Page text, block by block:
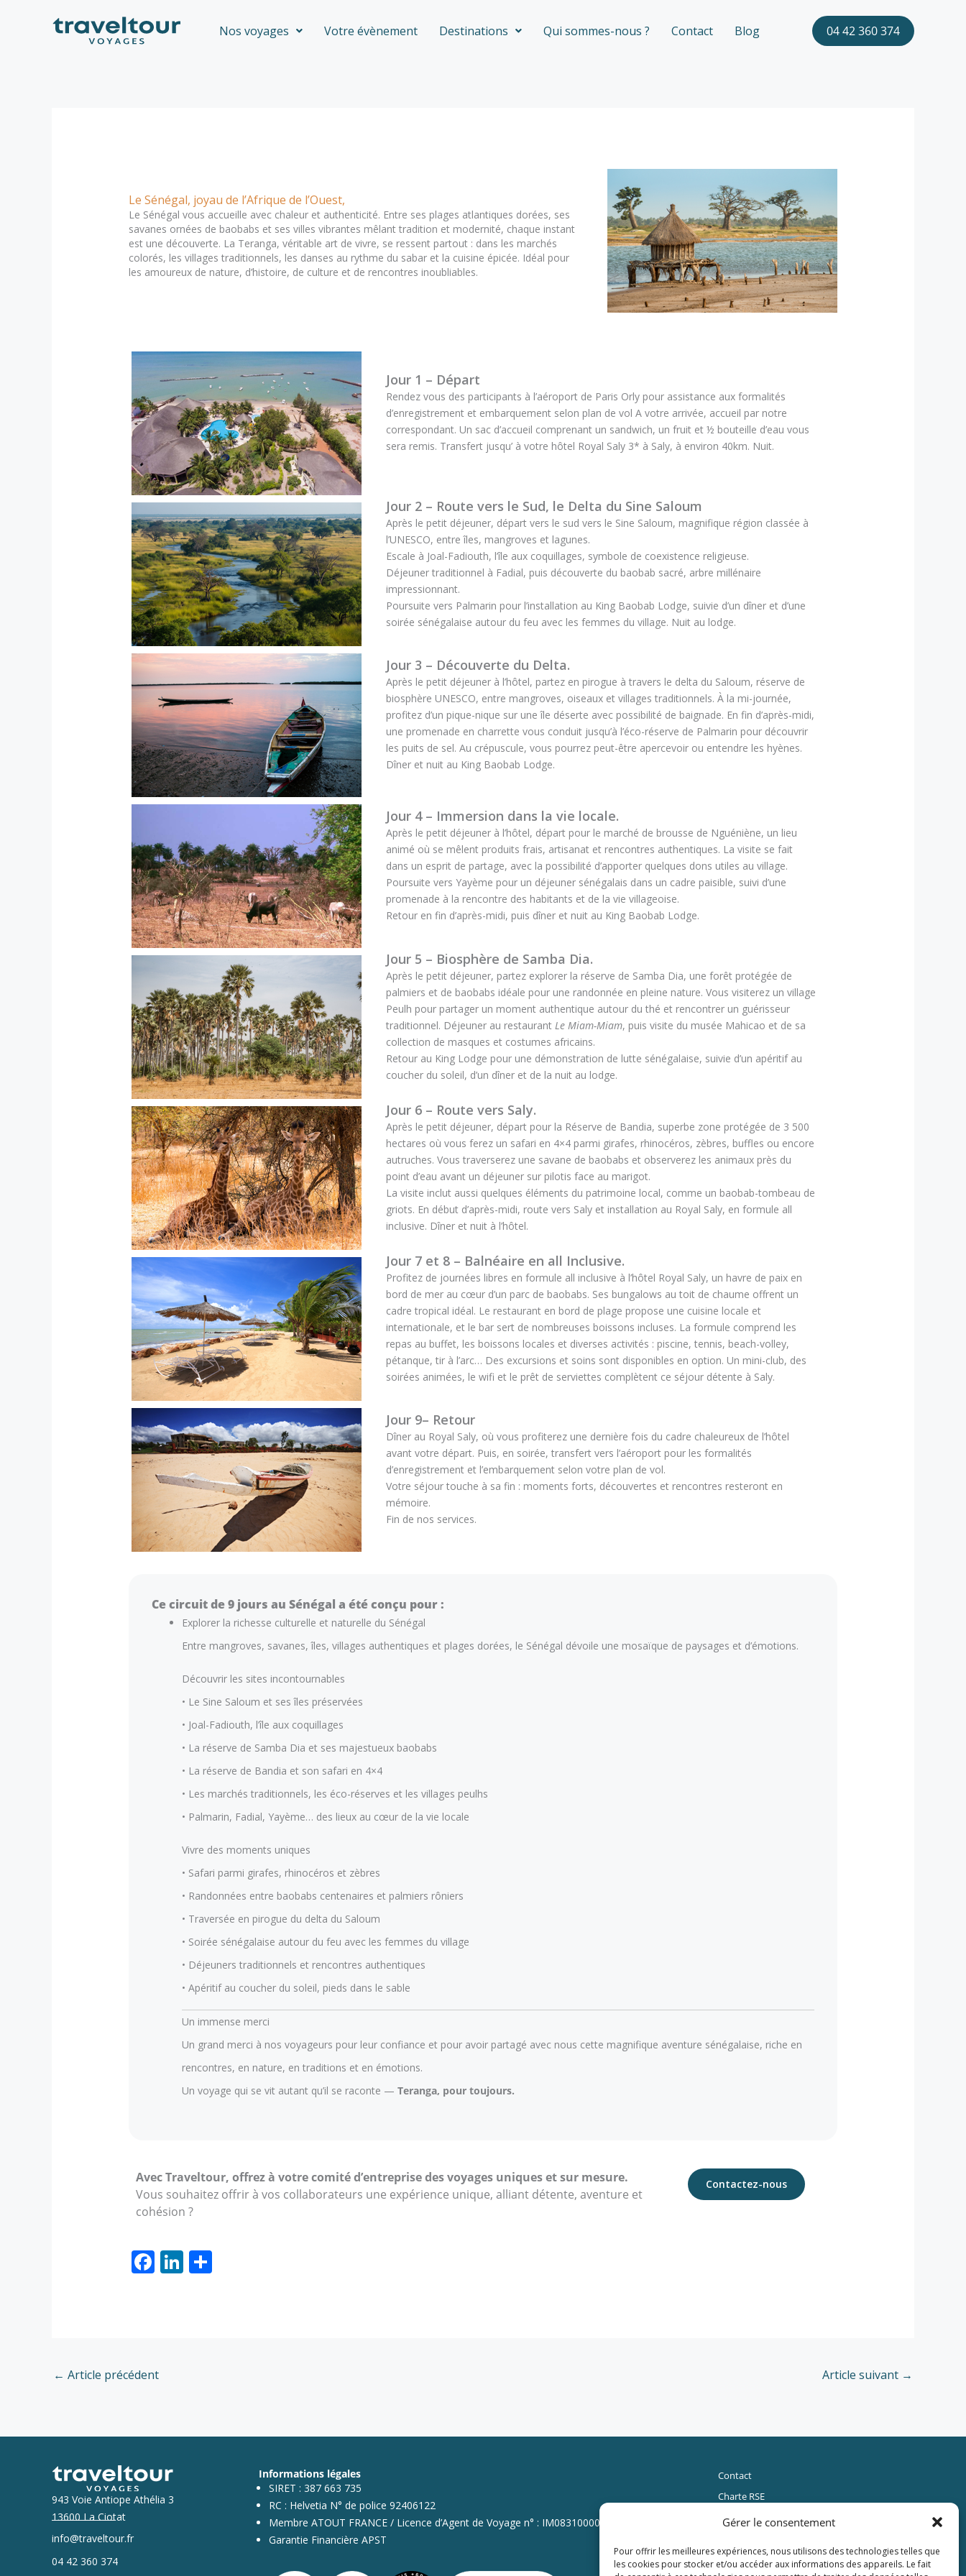
Gérer le consentement
Pour offrir les meilleures expériences, nous utilisons des technologies telles que
les cookies pour stocker et/ou accéder aux informations des appareils. Le fait
Nos voyages Votre évènement Destinations Qui sommes-nous ? Contact Blog 04 42 360 374
Le Sénégal, joyau de l’Afrique de l’Ouest,
Le Sénégal vous accueille avec chaleur et authenticité. Entre ses plages atlantiques dorées, ses
savanes ornées de baobabs et ses villes vibrantes mêlant tradition et modernité, chaque instant
est une découverte. La Teranga, véritable art de vivre, se ressent partout : dans les marchés
colorés, les villages traditionnels, les danses au rythme du sabar et la cuisine épicée. Idéal pour
les amoureux de nature, d’histoire, de culture et de rencontres inoubliables.
Jour 1 – Départ
Rendez vous des participants à l’aéroport de Paris Orly pour assistance aux formalités
d’enregistrement et embarquement selon plan de vol A votre arrivée, accueil par notre
correspondant. Un sac d’accueil comprenant un sandwich, un fruit et ½ bouteille d’eau vous
sera remis. Transfert jusqu’ à votre hôtel Royal Saly 3* à Saly, à environ 40km. Nuit.
Jour 2 – Route vers le Sud, le Delta du Sine Saloum
Après le petit déjeuner, départ vers le sud vers le Sine Saloum, magnifique région classée à
l’UNESCO, entre îles, mangroves et lagunes.
Escale à Joal-Fadiouth, l’île aux coquillages, symbole de coexistence religieuse.
Déjeuner traditionnel à Fadial, puis découverte du baobab sacré, arbre millénaire
impressionnant.
Poursuite vers Palmarin pour l’installation au King Baobab Lodge, suivie d’un dîner et d’une
soirée sénégalaise autour du feu avec les femmes du village. Nuit au lodge.
Jour 3 – Découverte du Delta.
Après le petit déjeuner à l’hôtel, partez en pirogue à travers le delta du Saloum, réserve de
biosphère UNESCO, entre mangroves, oiseaux et villages traditionnels. À la mi-journée,
profitez d’un pique-nique sur une île déserte avec possibilité de baignade. En fin d’après-midi,
une promenade en charrette vous conduit jusqu’à l’éco-réserve de Palmarin pour découvrir
les puits de sel. Au crépuscule, vous pourrez peut-être apercevoir ou entendre les hyènes.
Dîner et nuit au King Baobab Lodge.
Jour 4 – Immersion dans la vie locale.
Après le petit déjeuner à l’hôtel, départ pour le marché de brousse de Nguéniène, un lieu
animé où se mêlent produits frais, artisanat et rencontres authentiques. La visite se fait
dans un esprit de partage, avec la possibilité d’apporter quelques dons utiles au village.
Poursuite vers Yayème pour un déjeuner sénégalais dans un cadre paisible, suivi d’une
promenade à la rencontre des habitants et de la vie villageoise.
Retour en fin d’après-midi, puis dîner et nuit au King Baobab Lodge.
Jour 5 – Biosphère de Samba Dia.
Après le petit déjeuner, partez explorer la réserve de Samba Dia, une forêt protégée de
palmiers et de baobabs idéale pour une randonnée en pleine nature. Vous visiterez un village
Peulh pour partager un moment authentique autour du thé et rencontrer un guérisseur
traditionnel. Déjeuner au restaurantLe Miam-Miam, puis visite du musée Mahicao et de sa
collection de masques et costumes africains.
Retour au King Lodge pour une démonstration de lutte sénégalaise, suivie d’un apéritif au
coucher du soleil, d’un dîner et de la nuit au lodge.
Jour 6 – Route vers Saly.
Après le petit déjeuner, départ pour la Réserve de Bandia, superbe zone protégée de 3 500
hectares où vous ferez un safari en 4×4 parmi girafes, rhinocéros, zèbres, buffles ou encore
autruches. Vous traverserez une savane de baobabs et observerez les animaux près du
point d’eau avant un déjeuner sur pilotis face au marigot.
La visite inclut aussi quelques éléments du patrimoine local, comme un baobab-tombeau de
griots. En début d’après-midi, route vers Saly et installation au Royal Saly, en formule all
inclusive. Dîner et nuit à l’hôtel.
Jour 7 et 8 – Balnéaire en all Inclusive.
Profitez de journées libres en formule all inclusive à l’hôtel Royal Saly, un havre de paix en
bord de mer au cœur d’un parc de baobabs. Ses bungalows au toit de chaume offrent un
cadre tropical idéal. Le restaurant en bord de plage propose une cuisine locale et
internationale, et le bar sert de nombreuses boissons incluses. La formule comprend les
repas au buffet, les boissons locales et diverses activités : piscine, tennis, beach-volley,
pétanque, tir à l’arc… Des excursions et soins sont disponibles en option. Un mini-club, des
soirées animées, le wifi et le prêt de serviettes complètent ce séjour détente à Saly.
Jour 9– Retour
Dîner au Royal Saly, où vous profiterez une dernière fois du cadre chaleureux de l’hôtel
avant votre départ. Puis, en soirée, transfert vers l’aéroport pour les formalités
d’enregistrement et l’embarquement selon votre plan de vol.
Votre séjour touche à sa fin : moments forts, découvertes et rencontres resteront en
mémoire.
Fin de nos services.
Ce circuit de 9 jours au Sénégal a été conçu pour :
Explorer la richesse culturelle et naturelle du Sénégal
Entre mangroves, savanes, îles, villages authentiques et plages dorées, le Sénégal dévoile une mosaïque de paysages et d’émotions.
Découvrir les sites incontournables
• Le Sine Saloum et ses îles préservées
• Joal-Fadiouth, l’île aux coquillages
• La réserve de Samba Dia et ses majestueux baobabs
• La réserve de Bandia et son safari en 4×4
• Les marchés traditionnels, les éco-réserves et les villages peulhs
• Palmarin, Fadial, Yayème… des lieux au cœur de la vie locale
Vivre des moments uniques
• Safari parmi girafes, rhinocéros et zèbres
• Randonnées entre baobabs centenaires et palmiers rôniers
• Traversée en pirogue du delta du Saloum
• Soirée sénégalaise autour du feu avec les femmes du village
• Déjeuners traditionnels et rencontres authentiques
• Apéritif au coucher du soleil, pieds dans le sable
Un immense merci
Un grand merci à nos voyageurs pour leur confiance et pour avoir partagé avec nous cette magnifique aventure sénégalaise, riche en
rencontres, en nature, en traditions et en émotions.
Un voyage qui se vit autant qu’il se raconte — Teranga, pour toujours.
Avec Traveltour, offrez à votre comité d’entreprise des voyages uniques et sur mesure.
Vous souhaitez offrir à vos collaborateurs une expérience unique, alliant détente, aventure et
cohésion ?
Contactez-nous
F
o
Li P
← Article précédent Article suivant →
943 Voie Antiope Athélia 3
13600 La Ciotat
info@traveltour.fr
04 42 360 374
Informations légales
SIRET : 387 663 735
RC : Helvetia N° de police 92406122
Membre ATOUT FRANCE / Licence d’Agent de Voyage n° : IM083100003
Garantie Financière APST
Contact
Charte RSE
Mentions Légales
CGV